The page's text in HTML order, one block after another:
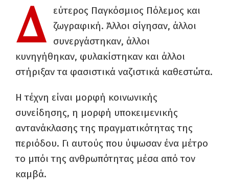
Δ
εύτερος Παγκόσμιος Πόλεμος και
ζωγραφική. Άλλοι σίγησαν, άλλοι
συνεργάστηκαν, άλλοι
κυνηγήθηκαν, φυλακίστηκαν και άλλοι
στήριξαν τα φασιστικά ναζιστικά καθεστώτα.
Η τέχνη είναι μορφή κοινωνικής
συνείδησης, η μορφή υποκειμενικής
αντανάκλασης της πραγματικότητας της
περιόδου. Γι αυτούς που ύψωσαν ένα μέτρο
το μπόι της ανθρωπότητας μέσα από τον
καμβά.